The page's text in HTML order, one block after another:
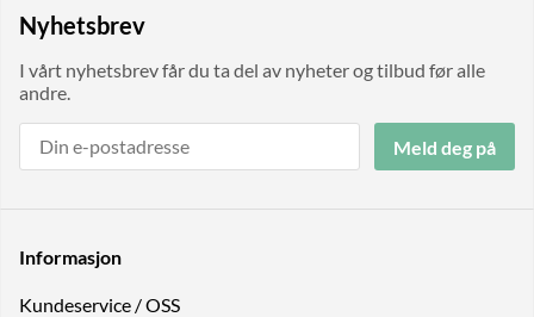
Nyhetsbrev
I vårt nyhetsbrev får du ta del av nyheter og tilbud før alle
andre.
Meld deg på
Informasjon
Kundeservice / OSS